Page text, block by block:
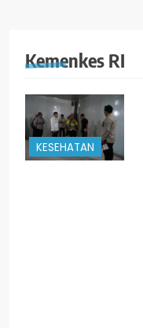
Kemenkes RI
KESEHATAN